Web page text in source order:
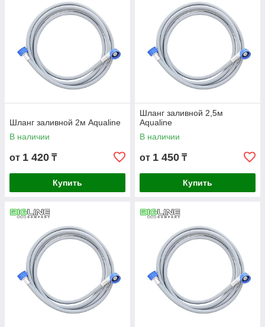
Шланг заливной 2м Aqualine
В наличии
от 1 420 ₸
Купить
Шланг заливной 2,5м
Aqualine
В наличии
от 1 450 ₸
Купить